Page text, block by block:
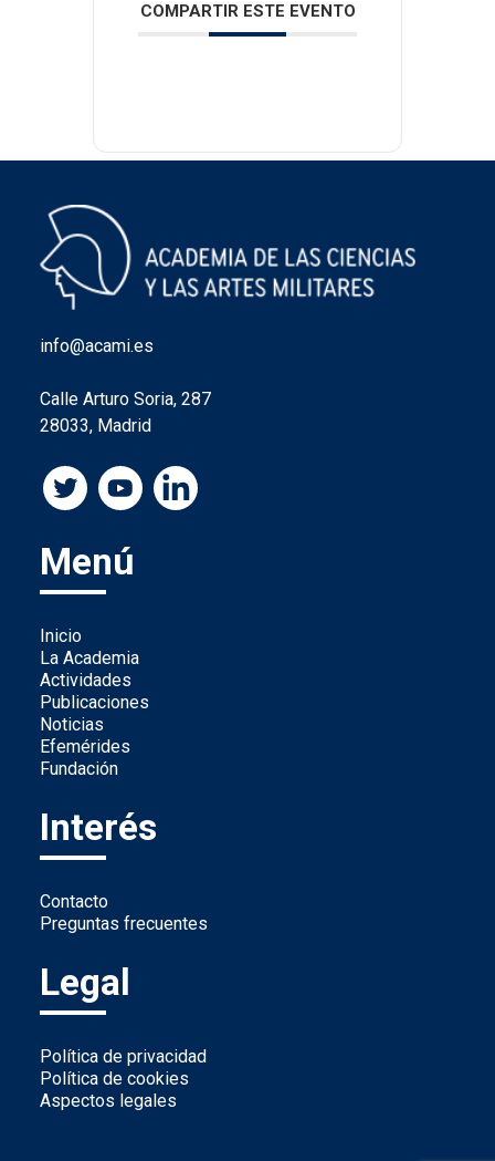
COMPARTIR ESTE EVENTO
info@acami.es
Calle Arturo Soria, 287
28033, Madrid
Menú
Inicio
La Academia
Actividades
Publicaciones
Noticias
Efemérides
Fundación
Interés
Contacto
Preguntas frecuentes
Legal
Política de privacidad
Política de cookies
Aspectos legales